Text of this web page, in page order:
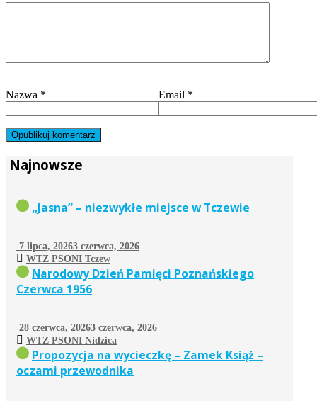
Nazwa * Email *
Najnowsze
„Jasna” – niezwykłe miejsce w Tczewie
7 lipca, 20263 czerwca, 2026
WTZ PSONI Tczew
Narodowy Dzień Pamięci Poznańskiego
Czerwca 1956
28 czerwca, 20263 czerwca, 2026
WTZ PSONI Nidzica
Propozycja na wycieczkę – Zamek Książ –
oczami przewodnika